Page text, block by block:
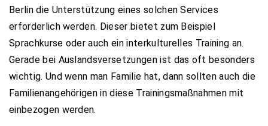
Berlin die Unterstützung eines solchen Services
erforderlich werden. Dieser bietet zum Beispiel
Sprachkurse oder auch ein interkulturelles Training an.
Gerade bei Auslandsversetzungen ist das oft besonders
wichtig. Und wenn man Familie hat, dann sollten auch die
Familienangehörigen in diese Trainingsmaßnahmen mit
einbezogen werden.